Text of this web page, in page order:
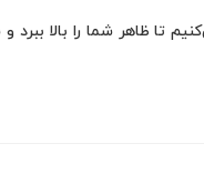
تا ظاهر شما را بالا